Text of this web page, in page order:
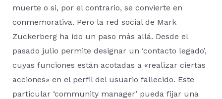
muerte o si, por el contrario, se convierte en
conmemorativa. Pero la red social de Mark
Zuckerberg ha ido un paso más allá. Desde el
pasado julio permite designar un ‘contacto legado’,
cuyas funciones están acotadas a «realizar ciertas
acciones» en el perfil del usuario fallecido. Este
particular ‘community manager’ pueda fijar una